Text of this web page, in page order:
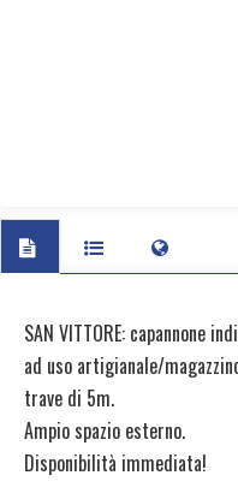
SAN VITTORE: capannone
ad uso artigianale/
trave di 5m.
Ampio spazio esterno.
Disponibilità immediata!